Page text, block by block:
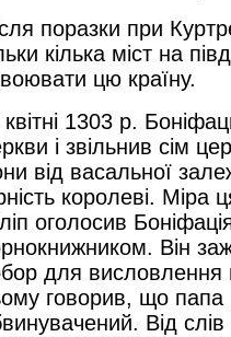
поразки при
кілька міст на
цю країну.
1303 р.
і звільнив сім
від васальної
королеві. Міра
оголосив
Він
для висловлення
говорив, що папа
Від